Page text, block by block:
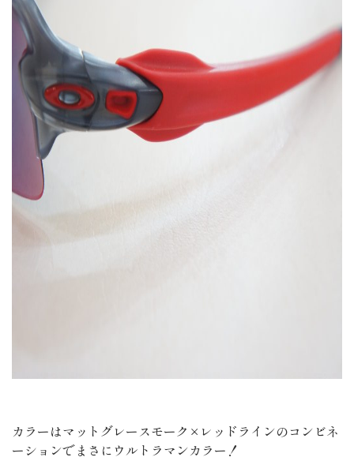
カラーはマットグレースモーク×レッドラインのコンビネ
ーションでまさにウルトラマンカラー！